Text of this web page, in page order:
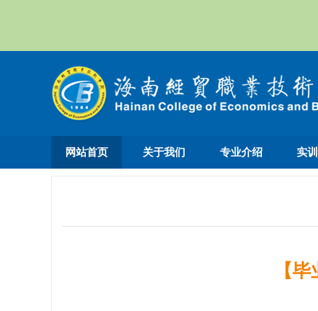
网站首页 关于我们 专业介绍 实
【